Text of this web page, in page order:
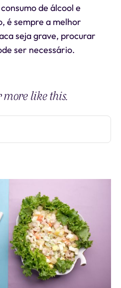
de álcool e
é sempre a melhor
seja grave, procurar
ser necessário.
like this.